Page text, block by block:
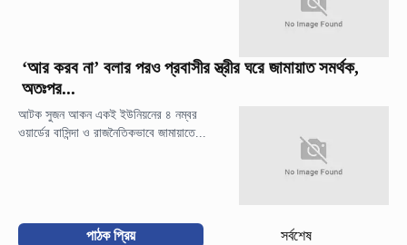
‘আর করব না’ বলার পরও প্রবাসীর স্ত্রীর ঘরে জামায়াত সমর্থক,
অতঃপর...
আটক সুজন আকন একই ইউনিয়নের ৪ নম্বর
ওয়ার্ডের বাসিন্দা ও রাজনৈতিকভাবে জামায়াতে...
পাঠক প্রিয় সর্বশেষ